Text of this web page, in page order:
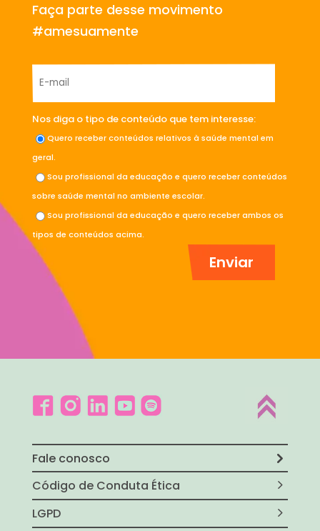
Faça parte desse movimento
#amesuamente
Nos diga o tipo de conteúdo que tem interesse:
Quero receber conteúdos relativos à saúde mental em
geral.
Sou profissional da educação e quero receber conteúdos
sobre saúde mental no ambiente escolar.
Sou profissional da educação e quero receber ambos os
tipos de conteúdos acima.
Fale conosco
Código de Conduta Ética
LGPD